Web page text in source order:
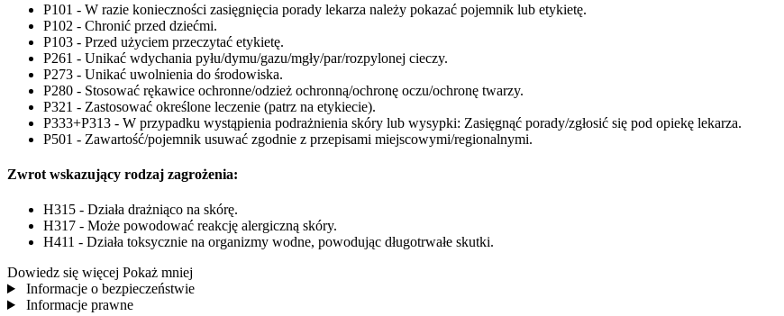
P101 - W razie konieczności zasięgnięcia porady lekarza należy pokazać pojemnik lub etykietę.
P102 - Chronić przed dziećmi.
P103 - Przed użyciem przeczytać etykietę.
P261 - Unikać wdychania pyłu/dymu/gazu/mgły/par/rozpylonej cieczy.
P273 - Unikać uwolnienia do środowiska.
P280 - Stosować rękawice ochronne/odzież ochronną/ochronę oczu/ochronę twarzy.
P321 - Zastosować określone leczenie (patrz na etykiecie).
P333+P313 - W przypadku wystąpienia podrażnienia skóry lub wysypki: Zasięgnąć porady/zgłosić się pod opiekę lekarza.
P501 - Zawartość/pojemnik usuwać zgodnie z przepisami miejscowymi/regionalnymi.
Zwrot wskazujący rodzaj zagrożenia:
H315 - Działa drażniąco na skórę.
H317 - Może powodować reakcję alergiczną skóry.
H411 - Działa toksycznie na organizmy wodne, powodując długotrwałe skutki.
Dowiedz się więcej Pokaż mniej
Informacje o bezpieczeństwie
Informacje prawne